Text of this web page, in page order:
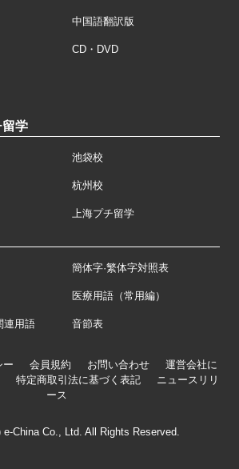
中国語翻訳版
CD・DVD
学
池袋校
杭州校
上海プチ留学
簡体字·繁体字対照表
医療用語（常用編）
連用語 音節表
ー 会員規約 お問い合わせ
運営会社に
特定商取引法に基づく表記
ニュースリリ
ース
e-China Co., Ltd. All Rights Reserved.